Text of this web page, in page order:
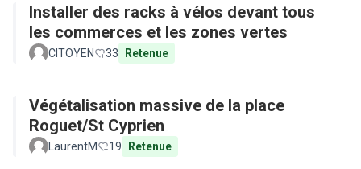
Installer des racks à vélos devant tous
les commerces et les zones vertes
CITOYEN 33 Retenue
Végétalisation massive de la place
Roguet/St Cyprien
LaurentM 19 Retenue